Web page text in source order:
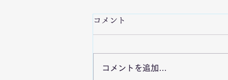
7/29 令和8年熊本地震の発生
を受けて
た皆さまに心よりお見舞い申し上
コメント
コメントを追加…